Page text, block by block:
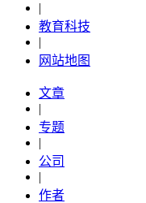
|
教育科技
|
网站地图
文章
|
专题
|
公司
|
作者